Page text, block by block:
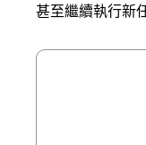
甚至繼續執行新